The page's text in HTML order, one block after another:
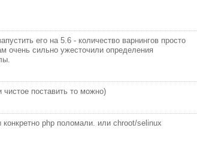
его на 5.6 - количество варнингов просто
очень сильно ужесточили определения
поставить то можно)
php поломали. или chroot/selinux